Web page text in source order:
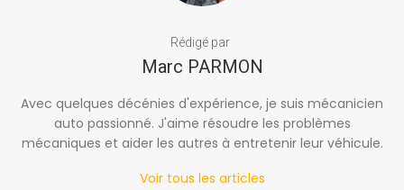
Rédigé par
Marc PARMON
Avec quelques décénies d'expérience, je suis mécanicien
auto passionné. J'aime résoudre les problèmes
mécaniques et aider les autres à entretenir leur véhicule.
Voir tous les articles